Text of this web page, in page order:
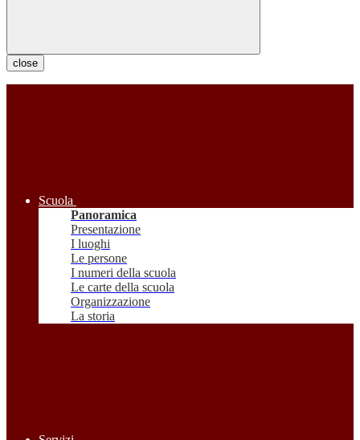
close
Scuola
Panoramica
Presentazione
I luoghi
Le persone
I numeri della scuola
Le carte della scuola
Organizzazione
La storia